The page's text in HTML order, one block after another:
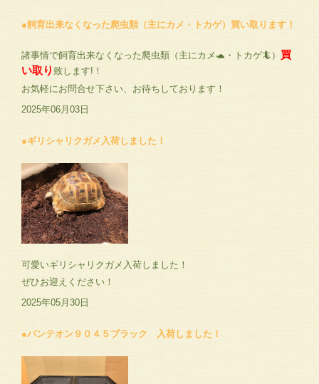
●飼育出来なくなった爬虫類（主にカメ・トカゲ）買い取ります！
諸事情で飼育出来なくなった爬虫類（主にカメ🐢・トカゲ🦎） 買
い取り 致します!！
お気軽にお問合せ下さい、お待ちしております！
2025年06月03日
●ギリシャリクガメ入荷しました！
可愛いギリシャリクガメ入荷しました！
ぜひお迎えください！
2025年05月30日
●パンテオン９０４５ブラック 入荷しました！